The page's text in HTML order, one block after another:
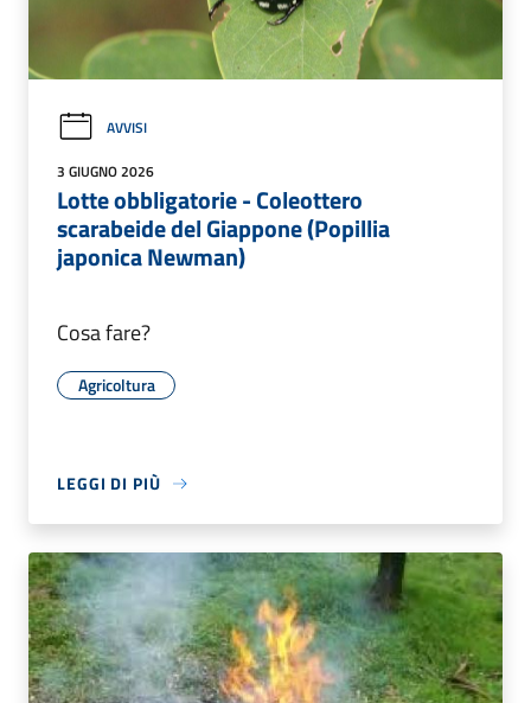
AVVISI
3 GIUGNO 2026
Lotte obbligatorie - Coleottero
scarabeide del Giappone (Popillia
japonica Newman)
Cosa fare?
Agricoltura
LEGGI DI PIÙ